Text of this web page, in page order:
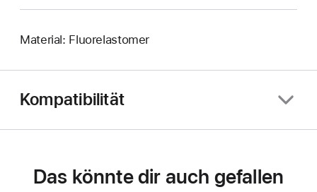
Material: Fluorelastomer
Kompatibilität
Das könnte dir auch gefallen